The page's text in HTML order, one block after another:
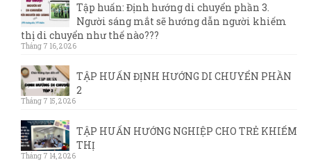
Tập huấn: Định hướng di chuyển phần 3.
Người sáng mắt sẽ hướng dẫn người khiếm
thị di chuyển như thế nào???
Tháng 7 16, 2026
TẬP HUẤN ĐỊNH HƯỚNG DI CHUYỂN PHẦN
2
Tháng 7 15, 2026
TẬP HUẤN HƯỚNG NGHIỆP CHO TRẺ KHIẾM
THỊ
Tháng 7 14, 2026